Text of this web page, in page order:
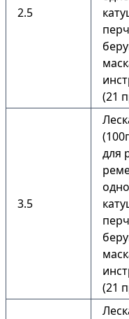
2.5
(21
3.5
для
(21